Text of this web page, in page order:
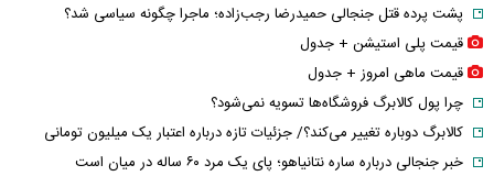
پشت پرده قتل جنجالی حمیدرضا رجب‌زاده؛ ماجرا چگونه سیاسی شد؟
قیمت پلی استیشن + جدول
قیمت ماهی امروز + جدول
چرا پول کالابرگ فروشگاه‌ها تسویه نمی‌شود؟
کالابرگ دوباره تغییر می‌کند؟/ جزئیات تازه درباره اعتبار یک میلیون تومانی
خبر جنجالی درباره ساره نتانیاهو؛ پای یک مرد ۶۰ ساله در میان است